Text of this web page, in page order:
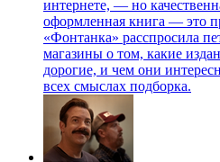
интернете, — но
оформленная книга — это
«Фонтанка» расспросила
магазины о том, какие
дорогие, и чем они
всех смыслах подборка.